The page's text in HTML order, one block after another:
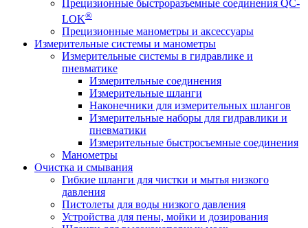
Прецизионные быстроразъемные соединения QC-
LOK®
Прецизионные манометры и аксессуары
Измерительные системы и манометры
Измерительные системы в гидравлике и
пневматике
Измерительные соединения
Измерительные шланги
Наконечники для измерительных шлангов
Измерительные наборы для гидравлики и
пневматики
Измерительные быстросъемные соединения
Манометры
Очистка и смывания
Гибкие шланги для чистки и мытья низкого
давления
Пистолеты для воды низкого давления
Устройства для пены, мойки и дозирования